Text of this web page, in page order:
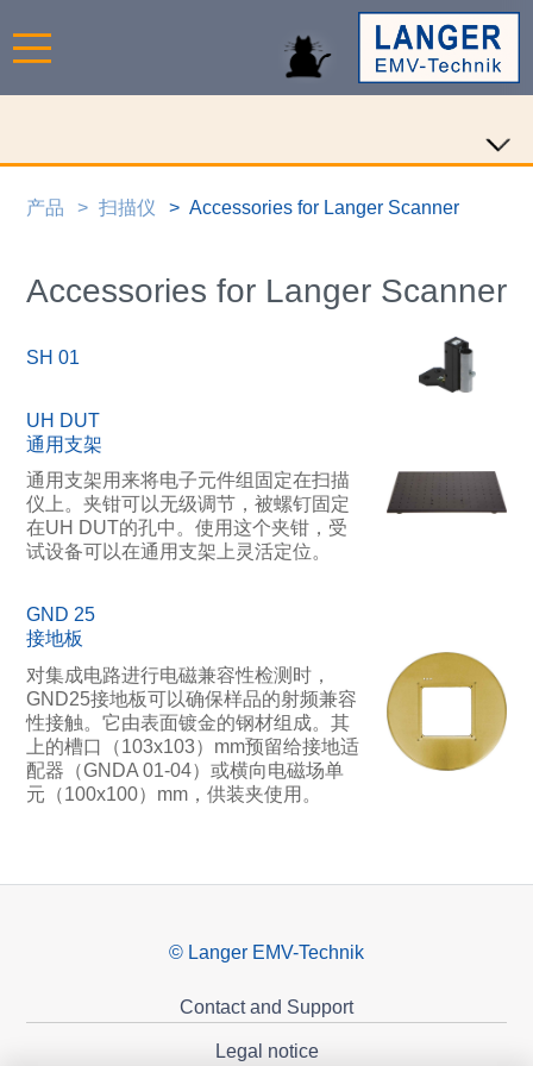
产品 扫描仪 Accessories for Langer Scanner
Accessories for Langer Scanner
SH 01
UH DUT
通用支架
通用支架用来将电子元件组固定在扫描
仪上。夹钳可以无级调节，被螺钉固定
在UH DUT的孔中。使用这个夹钳，受
试设备可以在通用支架上灵活定位。
GND 25
接地板
对集成电路进行电磁兼容性检测时，
GND25接地板可以确保样品的射频兼容
性接触。它由表面镀金的钢材组成。其
上的槽口（103x103）mm预留给接地适
配器（GNDA 01-04）或横向电磁场单
元（100x100）mm，供装夹使用。
© Langer EMV-Technik
Contact and Support
Legal notice